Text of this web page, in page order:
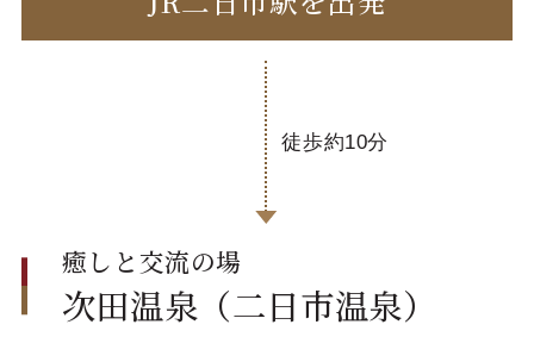
徒歩約10分
癒しと交流の場
次田温泉（二日市温泉）